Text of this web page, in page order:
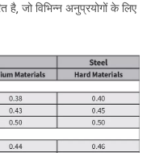
है, जो विभिन्न अनुप्रयोगों के लिए